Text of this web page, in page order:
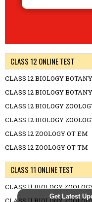
Get Latest
CLASS 12 ONLINE TEST
CLASS 12 BIOLOGY
CLASS 12 BIOLOGY
CLASS 12 BIOLOGY
CLASS 12 BIOLOGY
CLASS 12 ZOOLOGY OT EM
CLASS 12 ZOOLOGY OT TM
CLASS 11 ONLINE TEST
CLASS 11 BIOLOGY